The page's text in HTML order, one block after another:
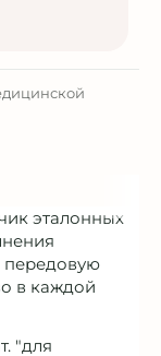
эталонных
в каждой
"для